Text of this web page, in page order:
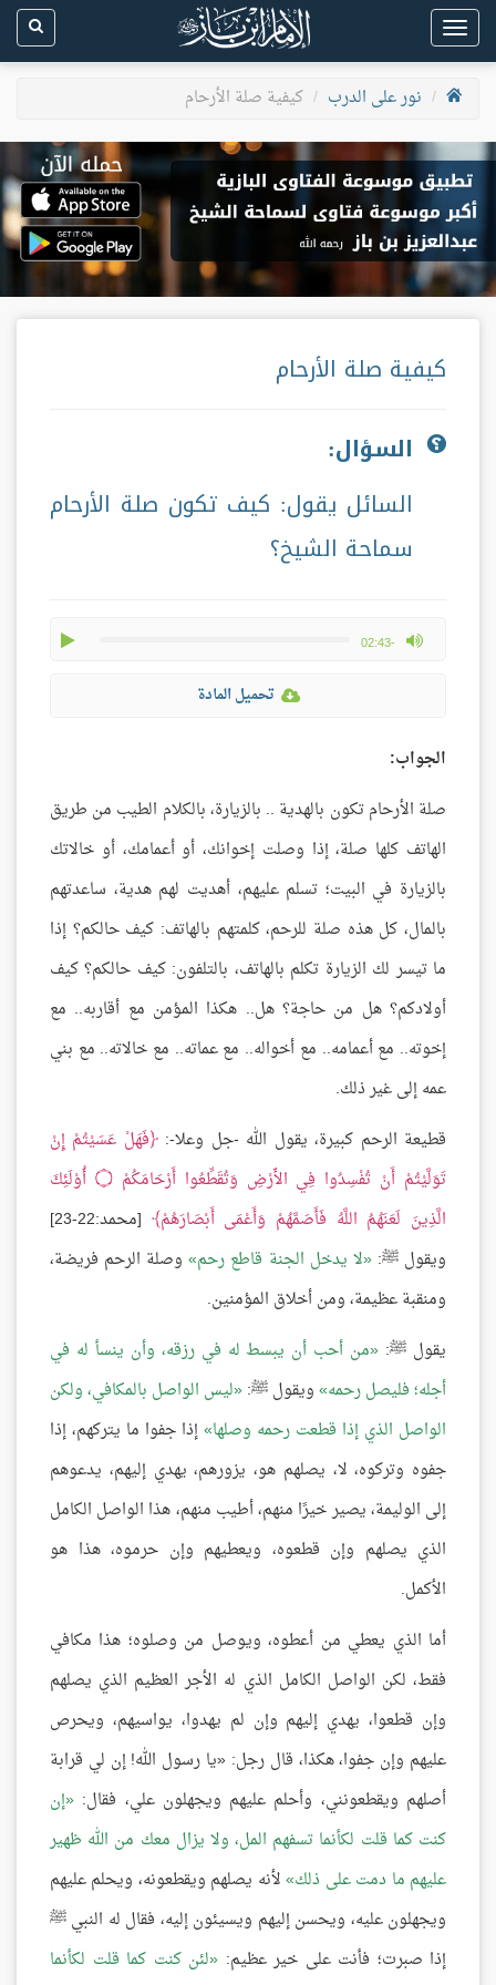
Toggle
navigation
نور على الدرب
كيفية صلة الأرحام
كيفية صلة الأرحام
السؤال:
السائل يقول: كيف تكون صلة الأرحام
سماحة الشيخ؟
-02:43
max volume
تحميل المادة
الجواب:
صلة الأرحام تكون بالهدية .. بالزيارة، بالكلام الطيب من طريق
الهاتف كلها صلة، إذا وصلت إخوانك، أو أعمامك، أو خالاتك
بالزيارة في البيت؛ تسلم عليهم، أهديت لهم هدية، ساعدتهم
بالمال، كل هذه صلة للرحم، كلمتهم بالهاتف: كيف حالكم؟ إذا
ما تيسر لك الزيارة تكلم بالهاتف، بالتلفون: كيف حالكم؟ كيف
أولادكم؟ هل من حاجة؟ هل.. هكذا المؤمن مع أقاربه.. مع
إخوته.. مع أعمامه.. مع أخواله.. مع عماته.. مع خالاته.. مع بني
عمه إلى غير ذلك.
قطيعة الرحم كبيرة، يقول الله -جل وعلا-: فَهَلْ عَسَيْتُمْ إِنْ
تَوَلَّيْتُمْ أَنْ تُفْسِدُوا فِي الأَرْضِ وَتُقَطِّعُوا أَرْحَامَكُمْ۝ أُوْلَئِكَ
الَّذِينَ لَعَنَهُمُ اللَّهُ فَأَصَمَّهُمْ وَأَعْمَى أَبْصَارَهُمْ
[محمد:22-23]
ويقول ﷺ: لا يدخل الجنة قاطع رحم وصلة الرحم فريضة،
ومنقبة عظيمة، ومن أخلاق المؤمنين.
يقول ﷺ: من أحب أن يبسط له في رزقه، وأن ينسأ له في
أجله؛ فليصل رحمه ويقول ﷺ: ليس الواصل بالمكافي، ولكن
الواصل الذي إذا قطعت رحمه وصلها إذا جفوا ما يتركهم، إذا
جفوه وتركوه، لا، يصلهم هو، يزورهم، يهدي إليهم، يدعوهم
إلى الوليمة، يصير خيرًا منهم، أطيب منهم، هذا الواصل الكامل
الذي يصلهم وإن قطعوه، ويعطيهم وإن حرموه، هذا هو
الأكمل.
أما الذي يعطي من أعطوه، ويوصل من وصلوه؛ هذا مكافي
فقط، لكن الواصل الكامل الذي له الأجر العظيم الذي يصلهم
وإن قطعوا، يهدي إليهم وإن لم يهدوا، يواسيهم، ويحرص
عليهم وإن جفوا، هكذا، قال رجل: «يا رسول الله! إن لي قرابة
أصلهم ويقطعونني، وأحلم عليهم ويجهلون علي، فقال: إن
كنت كما قلت لكأنما تسفهم المل، ولا يزال معك من الله ظهير
عليهم ما دمت على ذلك لأنه يصلهم ويقطعونه، ويحلم عليهم
ويجهلون عليه، ويحسن إليهم ويسيئون إليه، فقال له النبي ﷺ
إذا صبرت؛ فأنت على خير عظيم:
لئن كنت كما قلت لكأنما